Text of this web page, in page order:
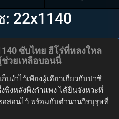
: 22x1140
ซับไทย ฮีโร่ที่หลงใหล
วยเหลือบอนนี่
บงำไว้เพียงผู้เดียวเกี่ยวกับปาซิ
งหลังพิงกำแพง ได้ยินจังหวะที่
อสอนไว้ พร้อมกับตำนานวีรบุรุษที่